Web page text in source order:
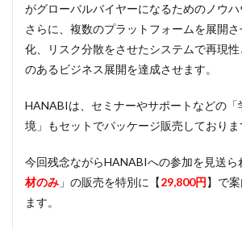
がグローバルバイヤーになるためのノウハ
さらに、複数のプラットフォームを展開
化、リスク分散をさせたシステムで再現
のあるビジネス展開を達成させます。
HANABIは、セミナーやサポートなどの「
境」もセットでパッケージ販売しておりま
今回残念ながらHANABIへの参加を見送ら
材のみ 」の販売を特別に【29,800円】で
ます。